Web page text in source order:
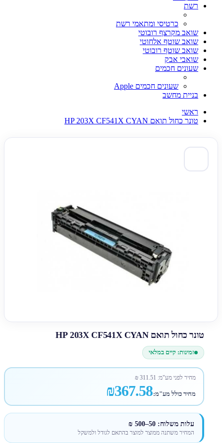
רשת
כרטיסי ומתאמי רשת
שואב מקרצף רובוטי
שואב שוטף אלחוטי
שואב שוטף רובוטי
שואבי אבק
שעונים חכמים
שעונים חכמים Apple
בניית מחשב
ראשי
טונר כחול תואם HP 203X CF541X CYAN
טונר כחול תואם HP 203X CF541X CYAN
זמינות: קיים במלאי
מחיר לפני מע"מ: 311.51
₪
מחיר כולל מע"מ:₪367.58
עלות משלוח: 50–500 ₪
המחיר משתנה ממוצר למוצר בהתאם לגודל ולמשקל